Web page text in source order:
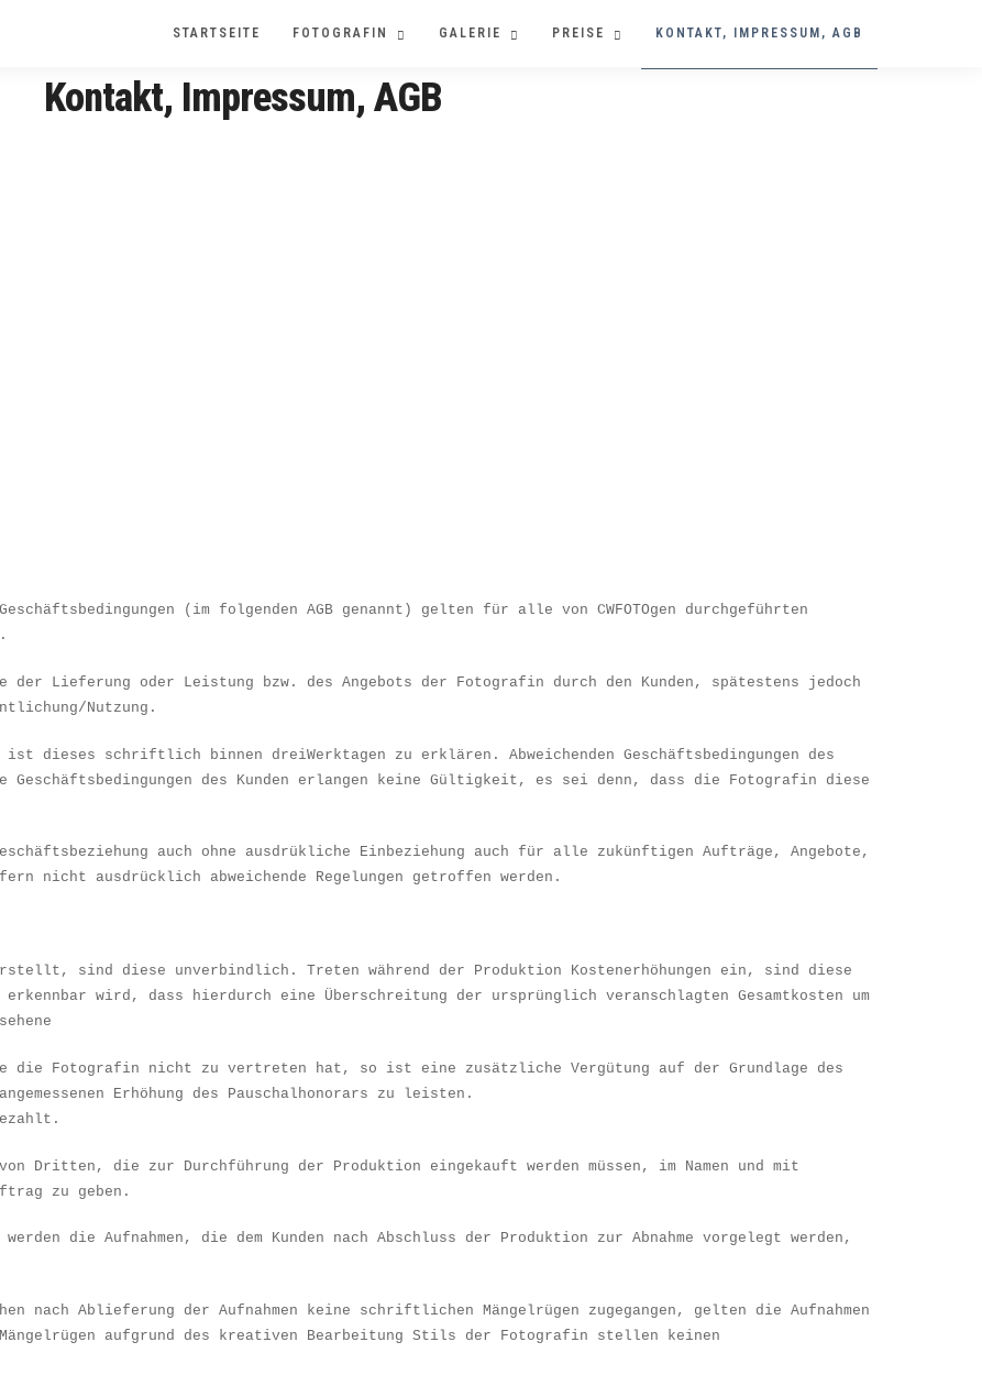
STARTSEITE FOTOGRAFIN GALERIE PREISE KONTAKT, IMPRESSUM, AGB
Kontakt, Impressum, AGB
äftsbedingungen (im folgenden AGB genannt) gelten für alle von CWFOTOgen durchgeführten
Lieferung oder Leistung bzw. des Angebots der Fotografin durch den Kunden, spätestens jedoch
Nutzung.
ist dieses schriftlich binnen dreiWerktagen zu erklären. Abweichenden Geschäftsbedingungen des
Geschäftsbedingungen des Kunden erlangen keine Gültigkeit, es sei denn, dass die Fotografin diese
äftsbeziehung auch ohne ausdrükliche Einbeziehung auch für alle zukünftigen Aufträge, Angebote,
nicht ausdrücklich abweichende Regelungen getroffen werden.
sind diese unverbindlich. Treten während der Produktion Kostenerhöhungen ein, sind diese
erkennbar wird, dass hierdurch eine Überschreitung der ursprünglich veranschlagten Gesamtkosten um
die Fotografin nicht zu vertreten hat, so ist eine zusätzliche Vergütung auf der Grundlage des
Erhö hung des Pauschalhonorars zu leisten.
Dritten, die zur Durchfü hrung der Produktion eingekauft werden müssen, im Namen und mit
zu geben.
die Aufnahmen, die dem Kunden nach Abschluss der Produktion zur Abnahme vorgelegt werden,
nach Ablieferung der Aufnahmen keine schriftlichen Mängelrügen zugegangen, gelten die Aufnahmen
Mängelrügen aufgrund des kreativen Bearbeitung Stils der Fotografin stellen keinen